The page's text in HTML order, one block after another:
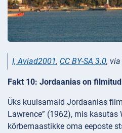
I, Aviad2001, CC BY-SA 3.0,
Fakt 10: Jordaanias on
Üks kuulsamaid Jordaanias
Lawrence” (1962), mis
kõrbemaastikke oma eeposte